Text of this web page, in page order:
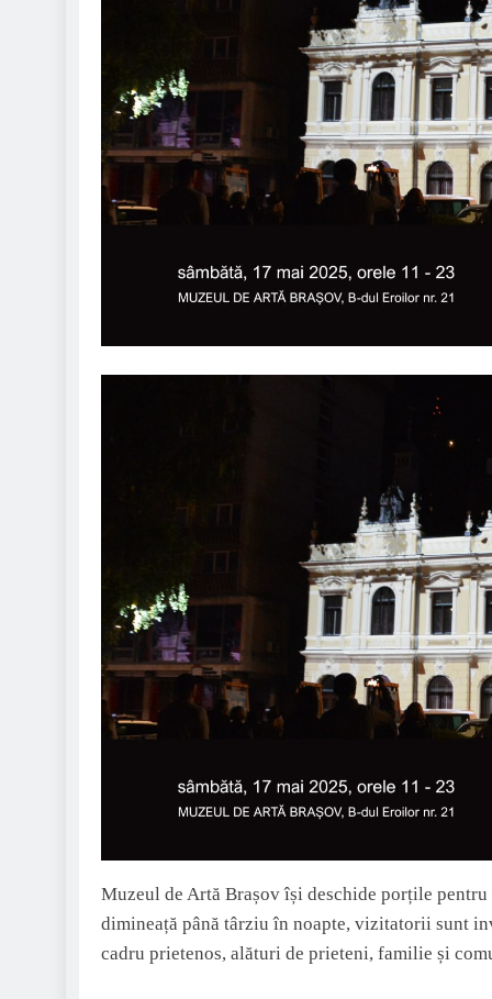
Muzeul de Artă Brașov își deschide porțile
dimineață până târziu în noapte, vizitatorii sunt
cadru prietenos, alături de prieteni, familie și